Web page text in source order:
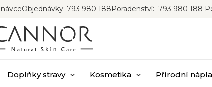
Objednávky: 793 980 188Poradenství: 793 980 188
Doplňky stravy Kosmetika Přírodní